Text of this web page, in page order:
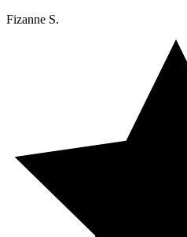
Fizanne S.